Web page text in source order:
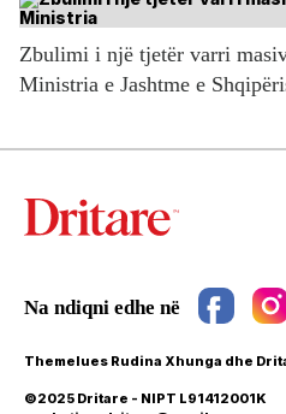
Zbulimi i një tjetër varri
Ministria e Jashtme e
Themelues Rudina Xhunga dhe
©2025 Dritare - NIPT L91412001K